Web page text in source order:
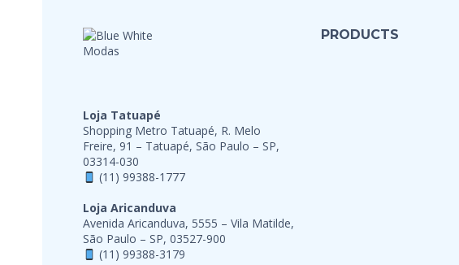
Loja Tatuapé
Shopping Metro Tatuapé, R. Melo
Freire, 91 – Tatuapé, São Paulo – SP,
03314-030
(11) 99388-1777
Loja Aricanduva
Avenida Aricanduva, 5555 – Vila Matilde,
São Paulo – SP, 03527-900
(11) 99388-3179
PRODUCTS